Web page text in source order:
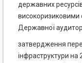
державних
Державної
затвердження
інфраструктури на